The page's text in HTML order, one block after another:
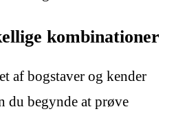
kombinationer
af bogstaver og kender
du begynde at prøve